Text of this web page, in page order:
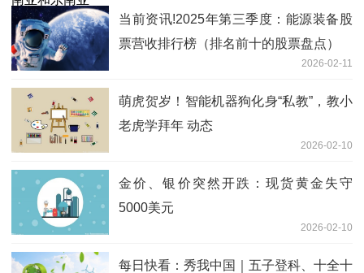
当前资讯!2025年第三季度：能源装备股
票营收排行榜（排名前十的股票盘点）
2026-02-11
萌虎贺岁！智能机器狗化身“私教”，教小
老虎学拜年 动态
2026-02-10
金价、银价突然开跌：现货黄金失守
5000美元
2026-02-10
每日快看：秀我中国｜五子登科、十全十